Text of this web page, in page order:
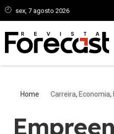
sex, 7 agosto 2026
Home Carreira, Economia,